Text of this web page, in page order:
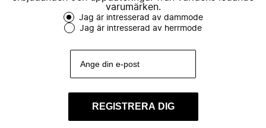
varumärken.
Jag är intresserad av dammode
Jag är intresserad av herrmode
REGISTRERA DIG